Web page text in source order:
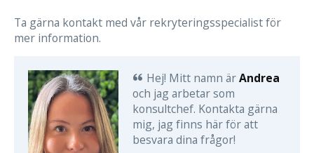
Ta gärna kontakt med vår rekryteringsspecialist för
mer information.
Hej! Mitt namn ärAndrea
och jag arbetar som
konsultchef. Kontakta gärna
mig, jag finns här för att
besvara dina frågor!